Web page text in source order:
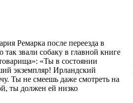
Ремарка после переезда в
звали собаку в главной книге
«Ты в состоянии
экземпляр! Ирландский
Ты не смеешь даже смотреть на
ты должен ей низко